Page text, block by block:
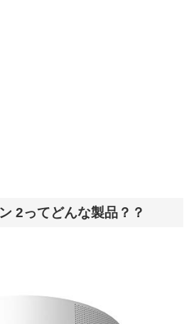
2ってどんな製品？？